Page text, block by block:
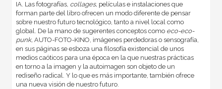
IA. Las fotografías, collages, películas e instalaciones que
forman parte del libro ofrecen un modo diferente de pensar
sobre nuestro futuro tecnológico, tanto a nivel local como
global. De la mano de sugerentes conceptos como eco-eco-
punk, AUTO-FOTO-KINO, imágenes perdedoras o sensografía,
en sus páginas se esboza una filosofía existencial de unos
medios caóticos para una época en la que nuestras prácticas
en torno a la imagen y la autoimagen son objeto de un
rediseño radical. Y lo que es más importante, también ofrece
una nueva visión de nuestro futuro.